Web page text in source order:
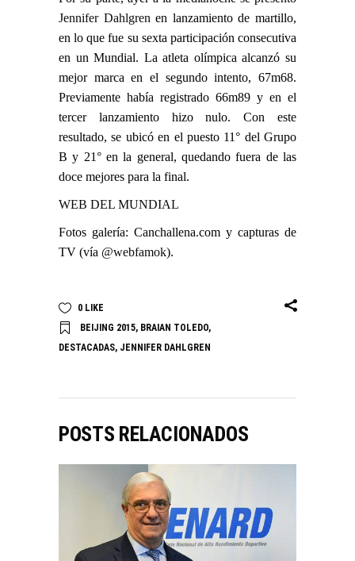
Jennifer Dahlgren en lanzamiento de martillo,
en lo que fue su sexta participación consecutiva
en un Mundial. La atleta olímpica alcanzó su
mejor marca en el segundo intento, 67m68.
Previamente había registrado 66m89 y en el
tercer lanzamiento hizo nulo. Con este
resultado, se ubicó en el puesto 11° del Grupo
B y 21° en la general, quedando fuera de las
doce mejores para la final.
WEB DEL MUNDIAL
Fotos galería: Canchallena.com y capturas de
TV (vía @webfamok).
0 LIKE
BEIJING 2015, BRAIAN TOLEDO,
DESTACADAS, JENNIFER DAHLGREN
POSTS RELACIONADOS